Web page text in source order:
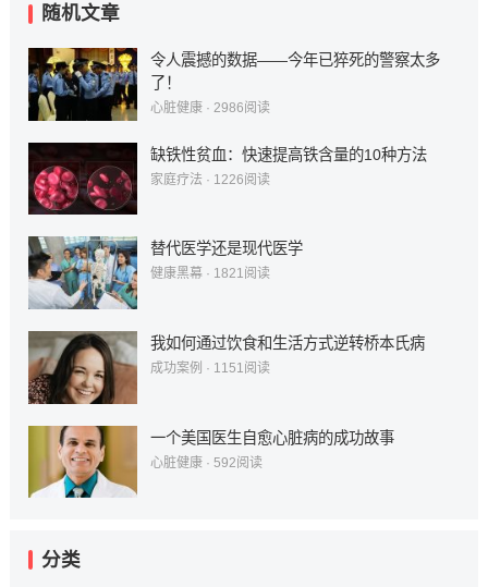
随机文章
令人震撼的数据——今年已猝死的警察太多
了！
心脏健康· 2986阅读
缺铁性贫血：快速提高铁含量的10种方法
家庭疗法 · 1226阅读
替代医学还是现代医学
健康黑幕· 1821阅读
我如何通过饮食和生活方式逆转桥本氏病
成功案例 · 1151阅读
一个美国医生自愈心脏病的成功故事
心脏健康· 592阅读
分类